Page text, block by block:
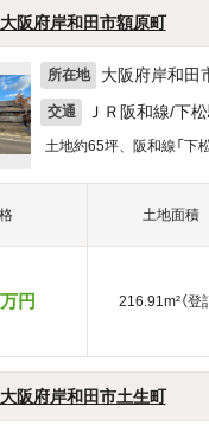
大阪府岸和田市額原町
所在地 大阪府岸和田
交通 ＪＲ阪和線/下
土地約65坪、阪和線「下
土地面積
円 216.91m²（登
大阪府岸和田市土生町